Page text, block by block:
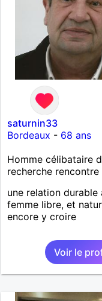
saturnin33
Bordeaux - 68 ans
Homme célibataire
recherche rencontre
une relation durable
femme libre, et
encore y croire
Voir le